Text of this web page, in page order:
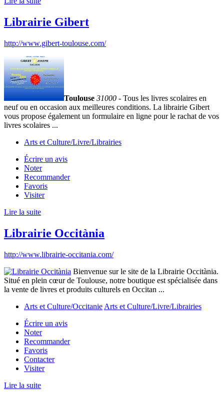
Librairie Gibert
http://www.gibert-toulouse.com/
Toulouse 31000 - Tous les livres scolaires en
neuf ou en occasion aux meilleures conditions. La librairie Gibert
vous propose également un formulaire en ligne pour le rachat de vos
livres scolaires ...
Arts et Culture/Livre/Librairies
Écrire un avis
Noter
Recommander
Favoris
Visiter
Lire la suite
Librairie Occitània
http://www.librairie-occitania.com/
Bienvenue sur le site de la Librairie Occitània.
Situé en plein cœur de Toulouse, notre boutique est spécialisée dans
la vente de livres et produits culturels en Occitan ...
Arts et Culture/Occitanie Arts et Culture/Livre/Librairies
Écrire un avis
Noter
Recommander
Favoris
Contacter
Visiter
Lire la suite